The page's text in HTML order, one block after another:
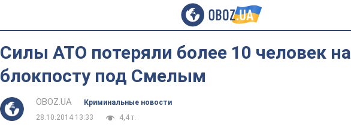
Силы АТО потеряли более 10 человек на
блокпосту под Смелым
OBOZ.UA
Криминальные новости
28.10.2014 13:33
4,4 т.